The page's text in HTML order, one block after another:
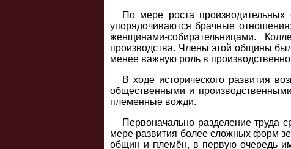
По мере роста
упорядочиваются брачные
женщинами-собирательницами.
производства. Члены этой общины
менее важную роль в
В ходе исторического развития
общественными и
племенные вожди.
Первоначально разделение труда
мере развития более сложных форм
общин и племён, в первую очередь